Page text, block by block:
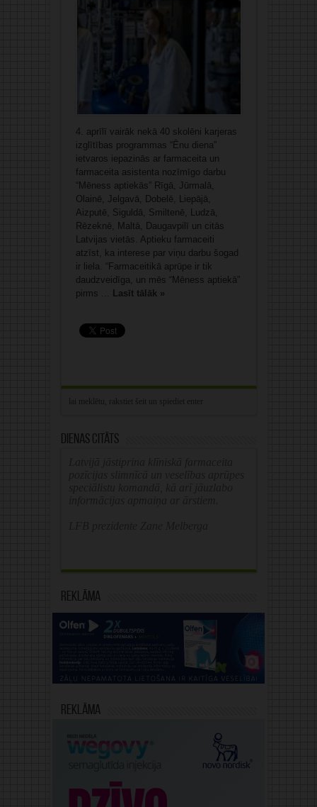
4. aprīlī vairāk nekā 40 skolēni karjeras
izglītības programmas “Ēnu diena”
ietvaros iepazinās ar farmaceita un
farmaceita asistenta nozīmīgo darbu
“Mēness aptiekās” Rīgā, Jūrmalā,
Olainē, Jelgavā, Dobelē, Liepājā,
Aizputē, Siguldā, Smiltenē, Ludzā,
Rēzeknē, Maltā, Daugavpilī un citās
Latvijas vietās. Aptieku farmaceiti
atzīst, ka interese par viņu darbu šogad
ir liela. “Farmaceitikā aprūpe ir tik
daudzveidīga, un mēs “Mēness aptiekā”
pirms ... Lasīt tālāk »
Dienas citāts
Reklāma
Reklāma